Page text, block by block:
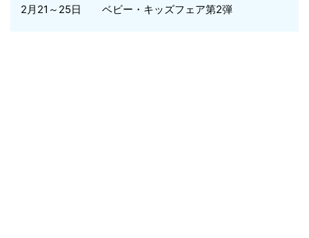
2月21～25日 ベビー・キッズフェア第2弾